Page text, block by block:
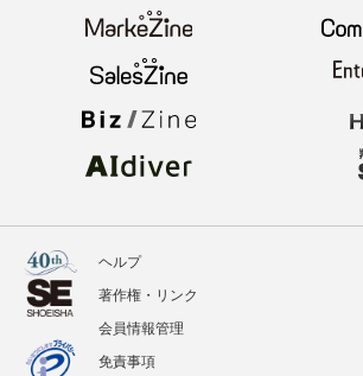
ヘルプ
著作権・リンク
会員情報管理
免責事項